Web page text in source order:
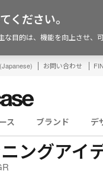
(Japanese) お問い合わせ
ス ブランド デ
ングアイ
ください。
目的は、機能を向上させ、